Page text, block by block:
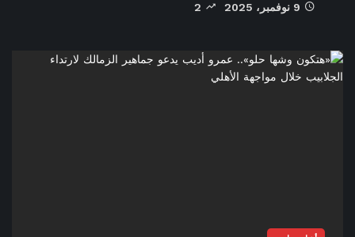
9 نوفمبر، 2025 2